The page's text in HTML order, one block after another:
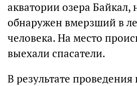
акватории озера
обнаружен вмерзший в
человека. На место
выехали спасатели.
В результате